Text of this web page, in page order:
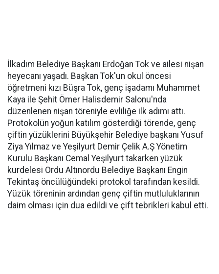
İlkadım Belediye Başkanı Erdoğan Tok ve ailesi nişan
heyecanı yaşadı. Başkan Tok'un okul öncesi
öğretmeni kızı Büşra Tok, genç işadamı Muhammet
Kaya ile Şehit Ömer Halisdemir Salonu'nda
düzenlenen nişan töreniyle evliliğe ilk adımı attı.
Protokolün yoğun katılım gösterdiği törende, genç
çiftin yüzüklerini Büyükşehir Belediye başkanı Yusuf
Ziya Yılmaz ve Yeşilyurt Demir Çelik A.Ş Yönetim
Kurulu Başkanı Cemal Yeşilyurt takarken yüzük
kurdelesi Ordu Altınordu Belediye Başkanı Engin
Tekintaş öncülüğündeki protokol tarafından kesildi.
Yüzük töreninin ardından genç çiftin mutluluklarının
daim olması için dua edildi ve çift tebrikleri kabul etti.